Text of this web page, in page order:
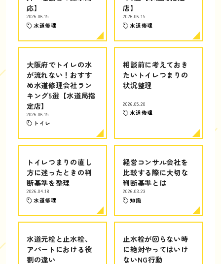
応】
2026.06.15
水道修理
店】
2026.06.15
水道修理
大阪府でトイレの水
が流れない！おすす
め水道修理会社ラン
キング5選【水道局指
定店】
2026.06.15
トイレ
相談前に考えておき
たいトイレつまりの
状況整理
2026.05.20
水道修理
トイレつまりの直し
方に迷ったときの判
断基準を整理
2026.04.18
水道修理
経営コンサル会社を
比較する際に大切な
判断基準とは
2026.03.23
知識
水道元栓と止水栓、
アパートにおける役
割の違い
止水栓が回らない時
に絶対やってはいけ
ないNG行動